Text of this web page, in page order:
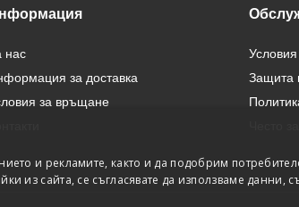
нас
за доставка
за връщане
Защита
и рекламите, както и да подобрим
из сайта, се съгласявате да използваме данни,